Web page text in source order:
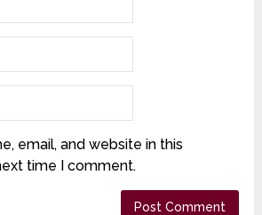
email, and website in this
time I comment.